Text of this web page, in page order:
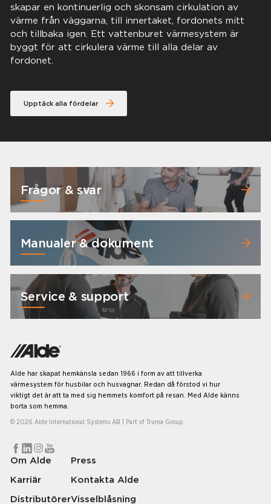
skapar en kontinuerlig och skonsam cirkulation av
värme från väggarna, till innertaket, fordonets mitt
och tillbaka igen. Ett vattenburet värmesystem är
byggt för att cirkulera värme till alla delar av
fordonet.
Upptäck alla fördelar
Frågor & svar
Manualer & dokument
Service & support
Alde har skapat hemkänsla sedan 1966 i form av att tillverka
värmesystem för husbilar och husvagnar. Redan då förstod vi hur
viktigt det är att ta med sig hemmets komfort på resan. Med Alde känns
borta som hemma.
© 2026 Alde International Systems AB | Part of Truma Group
Om Alde
Karriär
Distributörer
Press
Kontakta Alde
Visselblåsning